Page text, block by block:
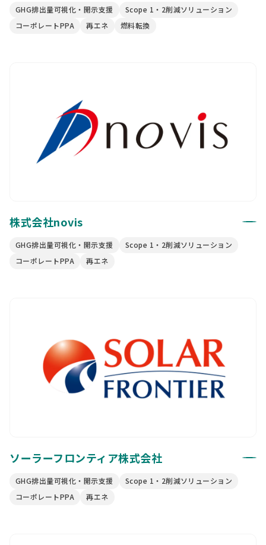
GHG排出量可視化・開示支援
Scope 1・2削減ソリューション
コーポレートPPA
再エネ 燃料転換
株式会社novis
GHG排出量可視化・開示支援
Scope 1・2削減ソリューション
コーポレートPPA
再エネ
ソーラーフロンティア株式会社
GHG排出量可視化・開示支援
Scope 1・2削減ソリューション
コーポレートPPA
再エネ